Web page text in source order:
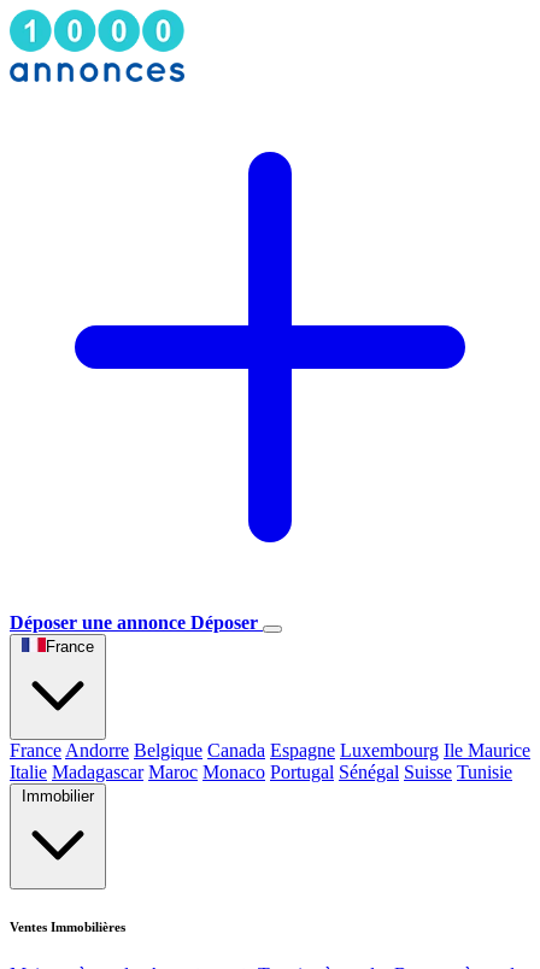
Déposer une annonce Déposer
France
France Andorre Belgique Canada Espagne Luxembourg Ile Maurice
Italie Madagascar Maroc Monaco Portugal Sénégal Suisse Tunisie
Immobilier
Ventes Immobilières